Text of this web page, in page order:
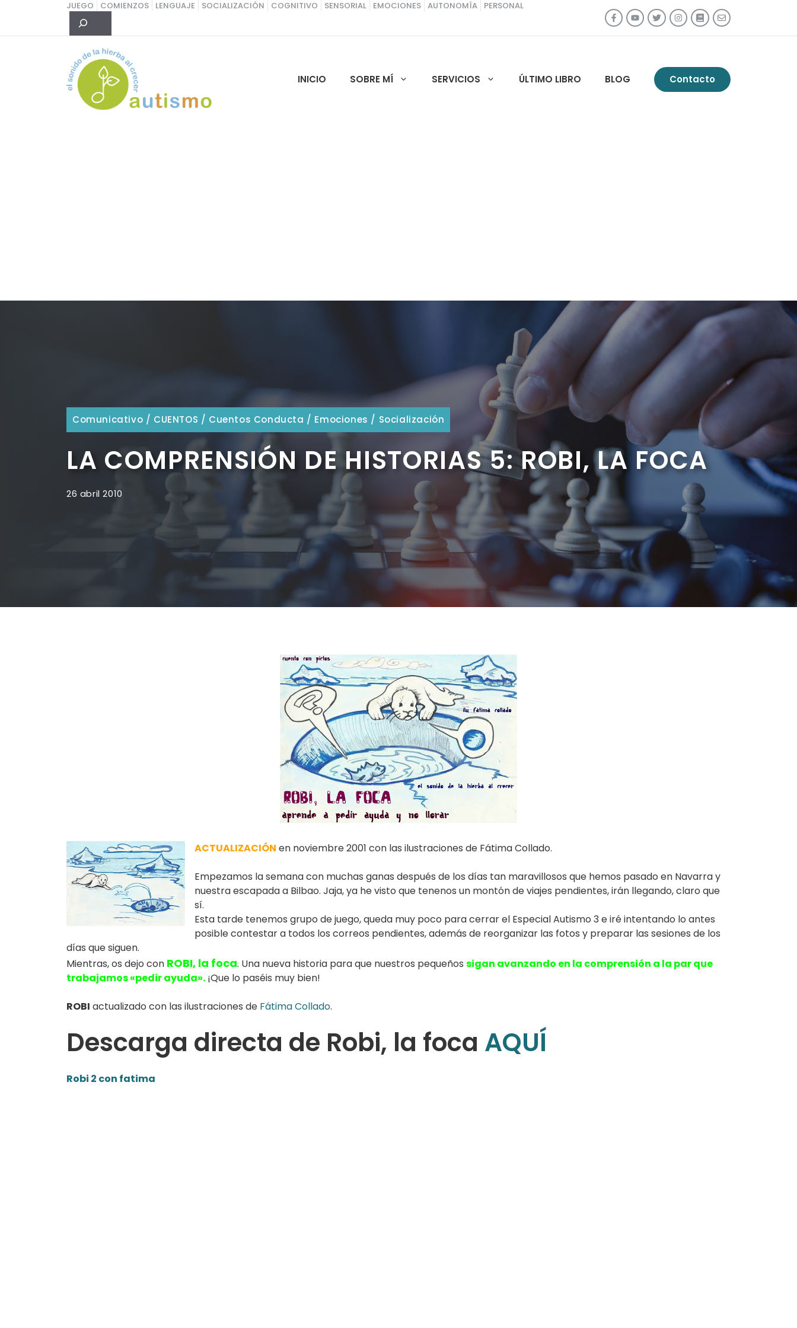
contenido
JUEGO COMIENZOS LENGUAJE SOCIALIZACIÓN COGNITIVO SENSORIAL EMOCIONES AUTONOMÍA PERSONAL
Buscar
INICIO SOBRE MÍ SERVICIOS ÚLTIMO LIBRO BLOG Contacto
Comunicativo / CUENTOS / Cuentos Conducta / Emociones / Socialización
LA COMPRENSIÓN DE HISTORIAS 5: ROBI, LA FOCA
26 abril 2010
ACTUALIZACIÓN en noviembre 2001 con las ilustraciones de Fátima Collado.
Empezamos la semana con muchas ganas después de los días tan maravillosos que hemos pasado en Navarra y
nuestra escapada a Bilbao. Jaja, ya he visto que tenenos un montón de viajes pendientes, irán llegando, claro que
sí.
Esta tarde tenemos grupo de juego, queda muy poco para cerrar el Especial Autismo 3 e iré intentando lo antes
posible contestar a todos los correos pendientes, además de reorganizar las fotos y preparar las sesiones de los
días que siguen.
Mientras, os dejo con ROBI, la foca. Una nueva historia para que nuestros pequeños sigan avanzando en la comprensión a la par que
trabajamos «pedir ayuda». ¡Que lo paséis muy bien!
ROBI actualizado con las ilustraciones de Fátima Collado.
Descarga directa de Robi, la foca AQUÍ
Robi 2 con fatima